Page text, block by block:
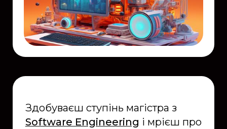
Здобуваєш ступінь магістра з
Software Engineering і мрієш про